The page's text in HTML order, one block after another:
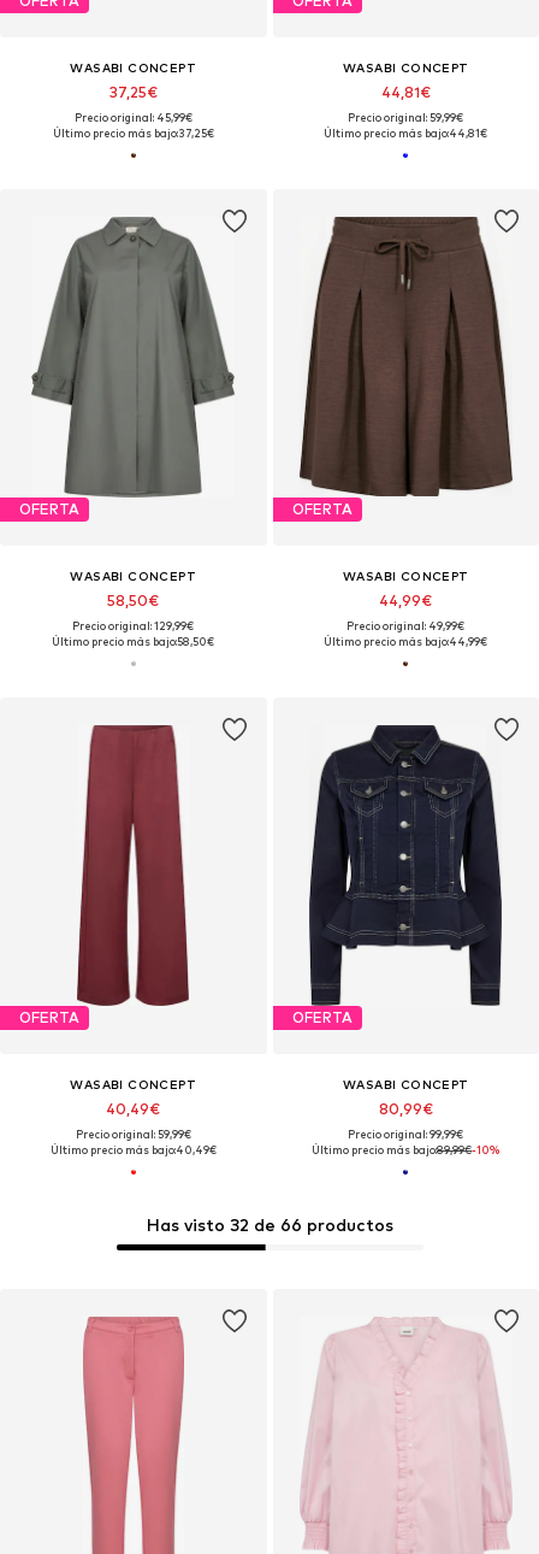
WASABI CONCEPT
37,25€
Precio original: 45,99€
Último precio más bajo:37,25€
WASABI CONCEPT
44,81€
Precio original: 59,99€
Último precio más bajo:44,81€
Has visto 32 de 66 productos
OFERTA
WASABI CONCEPT
58,50€
Precio original: 129,99€
Último precio más bajo:58,50€
OFERTA
WASABI CONCEPT
44,99€
Precio original: 49,99€
Último precio más bajo:44,99€
OFERTA
WASABI CONCEPT
40,49€
Precio original: 59,99€
Último precio más bajo:40,49€
OFERTA
WASABI CONCEPT
80,99€
Precio original: 99,99€
Último precio más bajo:89,99€-10%